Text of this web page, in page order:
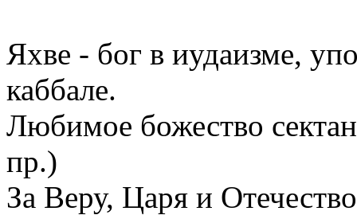
Яхве - бог в иудаизме,
каббале.
Любимое божество
пр.)
За Веру, Царя и Отечество